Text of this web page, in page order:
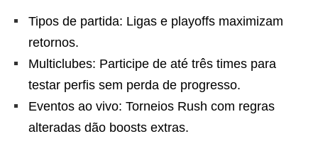
Tipos de partida: Ligas e playoffs maximizam
retornos.
Multiclubes: Participe de até três times para
testar perfis sem perda de progresso.
Eventos ao vivo: Torneios Rush com regras
alteradas dão boosts extras.